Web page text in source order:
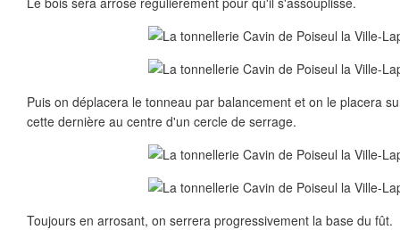
Puis on déplacera le tonneau par balancement et on le placera
cette dernière au centre d'un cercle de serrage.
Toujours en arrosant, on serrera progressivement la base du fût.